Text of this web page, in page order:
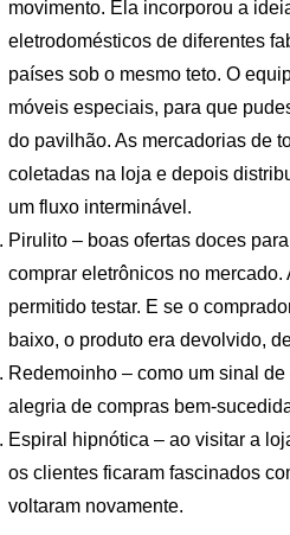
movimento. Ela incorporou a
eletrodomésticos de diferentes
países sob o mesmo teto. O
móveis especiais, para que
do pavilhão. As mercadorias de
coletadas na loja e depois
um fluxo interminável.
Pirulito – boas ofertas doces
comprar eletrônicos no mercado.
permitido testar. E se o
baixo, o produto era devolvido,
Redemoinho – como um sinal
alegria de compras bem-
Espiral hipnótica – ao visitar a
os clientes ficaram fascinados
voltaram novamente.